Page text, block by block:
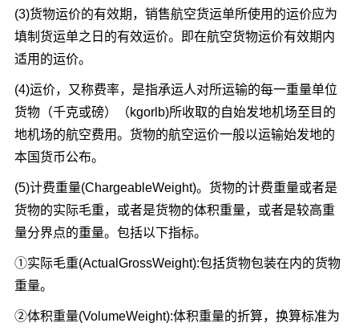
(3)货物运价的有效期，销售航空货运单所使用的运价应为
填制货运单之日的有效运价。即在航空货物运价有效期内
适用的运价。
(4)运价，又称费率，是指承运人对所运输的每一重量单位
货物（千克或磅）（kgorlb)所收取的自始发地机场至目的
地机场的航空费用。货物的航空运价一般以运输始发地的
本国货币公布。
(5)计费重量(ChargeableWeight)。货物的计费重量或者是
货物的实际毛重，或者是货物的体积重量，或者是较高重
量分界点的重量。包括以下指标。
①实际毛重(ActualGrossWeight):包括货物包装在内的货物
重量。
②体积重量(VolumeWeight):体积重量的折算，换算标准为